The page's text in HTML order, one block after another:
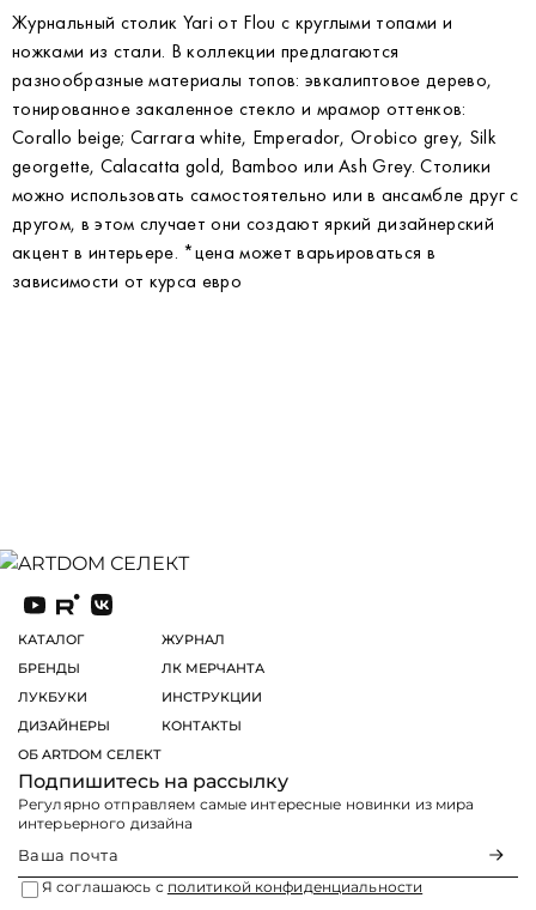
Журнальный столик Yari от Flou с круглыми топами и
ножками из стали. В коллекции предлагаются
разнообразные материалы топов: эвкалиптовое дерево,
тонированное закаленное стекло и мрамор оттенков:
Corallo beige; Carrara white, Emperador, Orobico grey, Silk
georgette, Calacatta gold, Bamboo или Ash Grey. Столики
можно использовать самостоятельно или в ансамбле друг с
другом, в этом случает они создают яркий дизайнерский
акцент в интерьере. *цена может варьироваться в
зависимости от курса евро
КАТАЛОГ
БРЕНДЫ
ЛУКБУКИ
ДИЗАЙНЕРЫ
ОБ ARTDOM СЕЛЕКТ
ЖУРНАЛ
ЛК МЕРЧАНТА
ИНСТРУКЦИИ
КОНТАКТЫ
Подпишитесь на рассылку
Регулярно отправляем самые интересные новинки из мира
интерьерного дизайна
Я соглашаюсь с политикой конфиденциальности